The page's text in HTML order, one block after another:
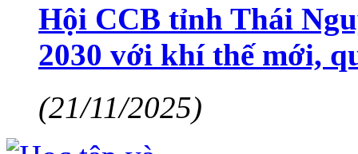
Hội CCB tỉnh Thái
2030 với khí thế mới,
(21/11/2025)